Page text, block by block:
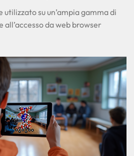
utilizzato su un’ampia gamma di
all’accesso da web browser